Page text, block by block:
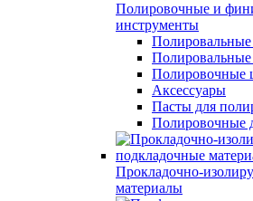
Полировочные и
инструменты
Полировальные
Полировочные
Аксессуары
Пасты для
Полировочные
Прокладочно-
материалы